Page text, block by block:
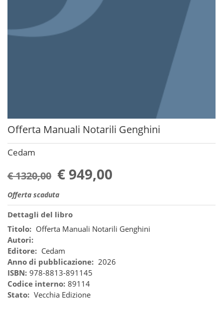
Offerta Manuali Notarili Genghini
Cedam
€ 1320,00 € 949,00
Offerta scaduta
Dettagli del libro
Titolo: Offerta Manuali Notarili Genghini
Autori:
Editore: Cedam
Anno di pubblicazione: 2026
ISBN: 978-8813-891145
Codice interno: 89114
Stato: Vecchia Edizione